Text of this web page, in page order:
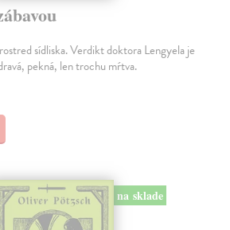
sídliska. Verdikt doktora Lengyela je
pekná, len trochu mŕtva.
na sklade